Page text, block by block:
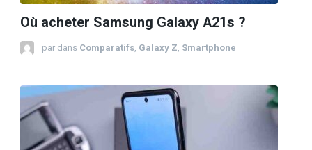
Où acheter Samsung Galaxy A21s ?
par dans Comparatifs Galaxy Z Smartphone